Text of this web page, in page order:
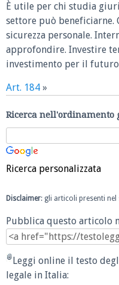
È utile per chi studia
settore può beneficiarne.
sicurezza personale.
approfondire. Investire
investimento per il
Art. 184 »
Ricerca nell'ordinamento
Ricerca personalizzata
Disclaimer: gli articoli presenti
Pubblica questo articolo
Leggi online il testo
legale in Italia: